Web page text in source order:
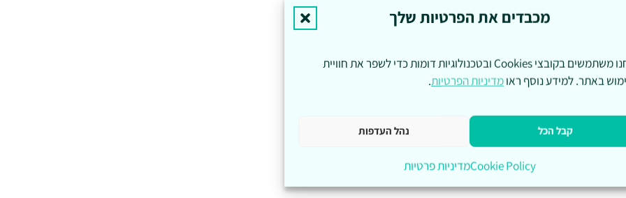
מכבדים את הפרטיות שלך
אנחנו משתמשים בקובצי Cookies ובטכנולוגיות דומות כדי לשפר את חוויית
באתר. למידע נוסף ראומדיניות הפרטיות.
קבל הכל נהל העדפות
Cookie Policyמדיניות פרטיות